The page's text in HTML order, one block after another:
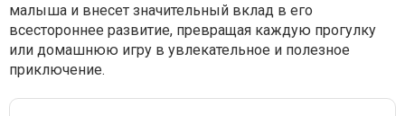
малыша и внесет значительный вклад в его
всестороннее развитие, превращая каждую прогулку
или домашнюю игру в увлекательное и полезное
приключение.